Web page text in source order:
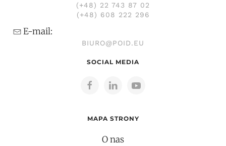
(+48) 22 743 87 02
(+48) 608 222 296
E-mail:
BIURO@POID.EU
SOCIAL MEDIA
MAPA STRONY
O nas